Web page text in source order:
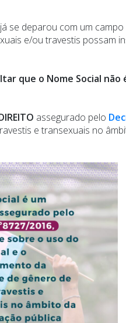
se deparou com um
e/ou travestis possam
que o Nome Social não
assegurado pelo
e transexuais no